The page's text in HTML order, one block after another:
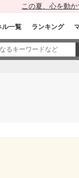
この夏、心を動
ル一覧 ランキング